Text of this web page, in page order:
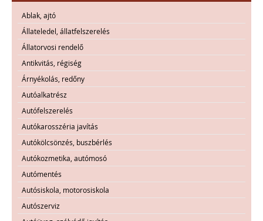
Ablak, ajtó
Állateledel, állatfelszerelés
Állatorvosi rendelő
Antikvitás, régiség
Árnyékolás, redőny
Autóalkatrész
Autófelszerelés
Autókarosszéria javítás
Autókölcsönzés, buszbérlés
Autókozmetika, autómosó
Autómentés
Autósiskola, motorosiskola
Autószerviz